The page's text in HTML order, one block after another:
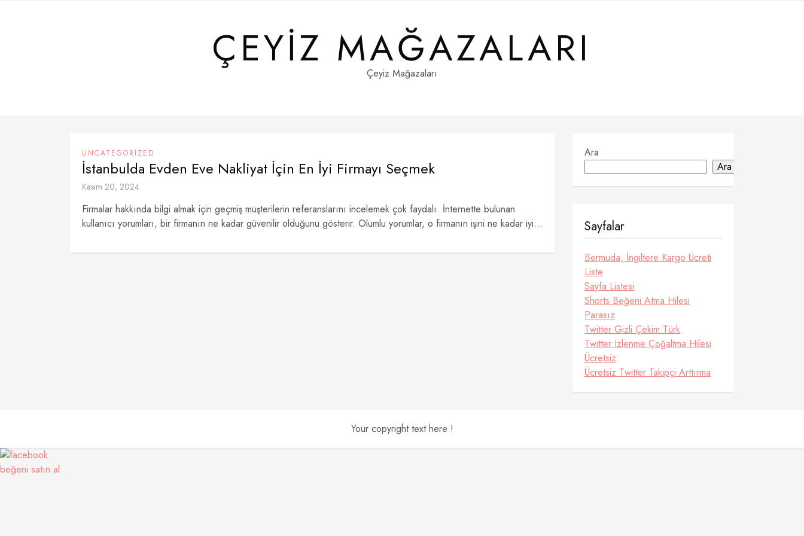
ÇEYIZ MAĞAZALARI
Çeyiz Mağazaları
UNCATEGORIZED
İstanbulda Evden Eve Nakliyat İçin En İyi Firmayı Seçmek
Kasım 20, 2024
Firmalar hakkında bilgi almak için geçmiş müşterilerin referanslarını incelemek çok faydalı. İnternette bulunan
kullanıcı yorumları, bir firmanın ne kadar güvenilir olduğunu gösterir. Olumlu yorumlar, o firmanın işini ne kadar iyi...
Ara
Ara
Sayfalar
Bermuda, İngiltere Kargo Ücreti
Liste
Sayfa Listesi
Shorts Beğeni Atma Hilesi
Parasız
Twitter Gizli Çekim Türk
Twitter Izlenme Çoğaltma Hilesi
Ücretsiz
Ücretsiz Twitter Takipçi Arttırma
Your copyright text here !